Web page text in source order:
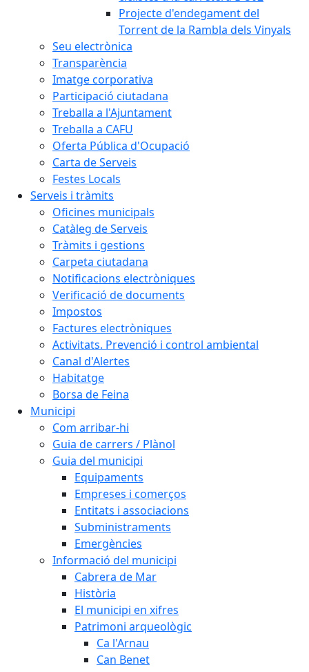
Projecte d'endegament del
Torrent de la Rambla dels Vinyals
Seu electrònica
Transparència
Imatge corporativa
Participació ciutadana
Treballa a l'Ajuntament
Treballa a CAFU
Oferta Pública d'Ocupació
Carta de Serveis
Festes Locals
Serveis i tràmits
Oficines municipals
Catàleg de Serveis
Tràmits i gestions
Carpeta ciutadana
Notificacions electròniques
Verificació de documents
Impostos
Factures electròniques
Activitats. Prevenció i control ambiental
Canal d'Alertes
Habitatge
Borsa de Feina
Municipi
Com arribar-hi
Guia de carrers / Plànol
Guia del municipi
Equipaments
Empreses i comerços
Entitats i associacions
Subministraments
Emergències
Informació del municipi
Cabrera de Mar
Història
El municipi en xifres
Patrimoni arqueològic
Ca l'Arnau
Can Benet